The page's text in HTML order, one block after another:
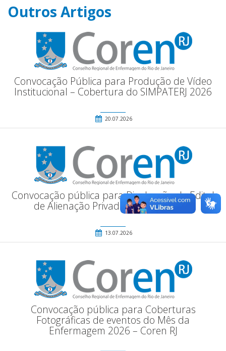
Outros Artigos
Convocação Pública para Produção de Vídeo
Institucional – Cobertura do SIMPATERJ 2026
20.07.2026
Convocação pública para Divulgação de Edital
de Alienação Privada de Bem Imóvel
13.07.2026
Convocação pública para Coberturas
Fotográficas de eventos do Mês da
Enfermagem 2026 – Coren RJ